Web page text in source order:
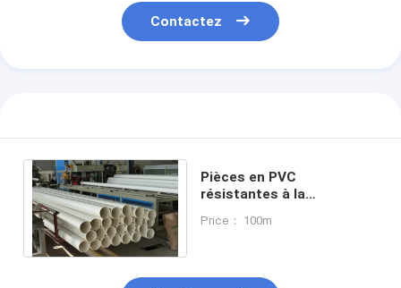
Contactez
Pièces en PVC
résistantes à la
l'approvisionnement en
Price： 100m